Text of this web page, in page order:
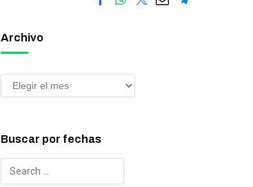
Archivo
Buscar por fechas